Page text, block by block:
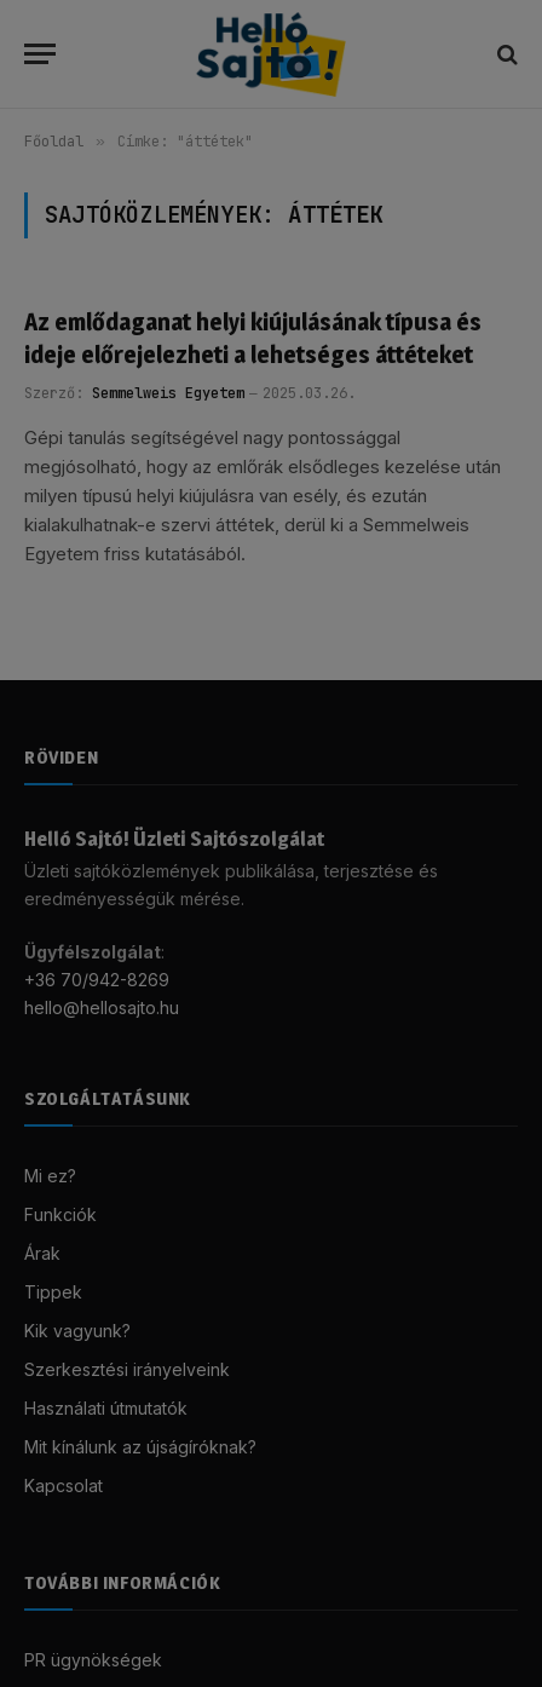
Főoldal » Címke: "áttétek"
SAJTÓKÖZLEMÉNYEK:ÁTTÉTEK
Az emlődaganat helyi kiújulásának típusa és
ideje előrejelezheti a lehetséges áttéteket
Szerző: Semmelweis Egyetem 2025.03.26.
Gépi tanulás segítségével nagy pontossággal
megjósolható, hogy az emlőrák elsődleges kezelése után
milyen típusú helyi kiújulásra van esély, és ezután
kialakulhatnak-e szervi áttétek, derül ki a Semmelweis
Egyetem friss kutatásából.
RÖVIDEN
Helló Sajtó! Üzleti Sajtószolgálat
Üzleti sajtóközlemények publikálása, terjesztése és
eredményességük mérése.
Ügyfélszolgálat:
+36 70/942-8269
hello@hellosajto.hu
SZOLGÁLTATÁSUNK
Mi ez?
Funkciók
Árak
Tippek
Kik vagyunk?
Szerkesztési irányelveink
Használati útmutatók
Mit kínálunk az újságíróknak?
Kapcsolat
TOVÁBBI INFORMÁCIÓK
PR ügynökségek